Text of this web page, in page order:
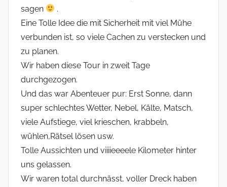
sagen
.
Eine Tolle Idee die mit Sicherheit mit viel Mühe
verbunden ist, so viele Cachen zu verstecken und
zu planen.
Wir haben diese Tour in zweit Tage
durchgezogen.
Und das war Abenteuer pur: Erst Sonne, dann
super schlechtes Wetter, Nebel, Kälte, Matsch,
viele Aufstiege, viel krieschen, krabbeln,
wühlen,Rätsel lösen usw.
Tolle Aussichten und viiiieeeele Kilometer hinter
uns gelassen.
Wir waren total durchnässt, voller Dreck haben